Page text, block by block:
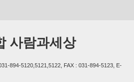
사람과세상
894-5120,5121,5122, FAX : 031-894-5123, E-